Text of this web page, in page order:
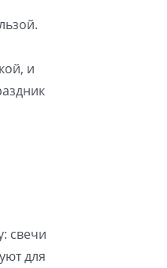
и
свечи
для